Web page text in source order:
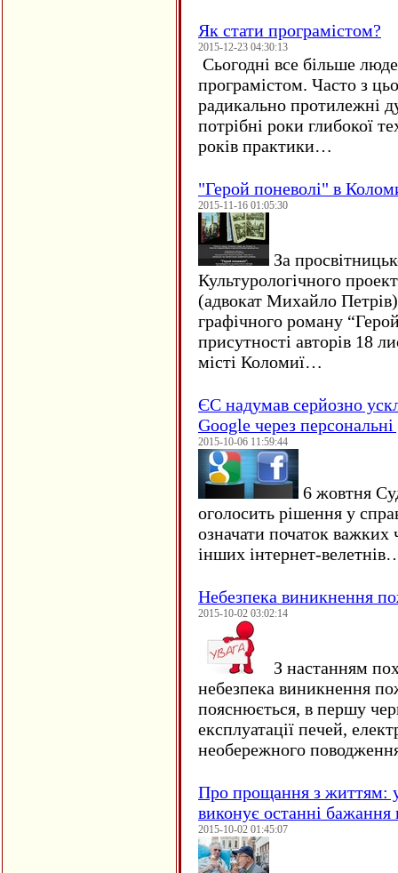
Як стати програмістом?
2015-12-23 04:30:13
Сьогодні все більше
програмістом. Часто з
радикально протилежні
потрібні роки глибокої
років практики…
"Герой поневолі" в
2015-11-16 01:05:30
За
Культурологічного
(адвокат Михайло
графічного роману
присутності авторів 18
місті Коломиї…
ЄC надумав серйозно
Google через персональні
2015-10-06 11:59:44
6 жовтня
оголосить рішення у
означати початок важких
інших інтернет-
Небезпека виникнення
2015-10-02 03:02:14
З настанням
небезпека виникнення
пояснюється, в першу
експлуатації печей,
необережного
Про прощання з життям:
виконує останні
2015-10-02 01:45:07